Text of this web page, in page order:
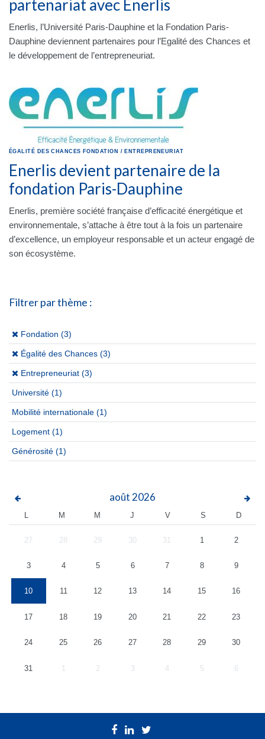
partenariat avec Enerlis
Enerlis, l’Université Paris-Dauphine et la Fondation Paris-
Dauphine deviennent partenaires pour l’Egalité des Chances et
le développement de l’entrepreneuriat.
ÉGALITÉ DES CHANCES FONDATION / ENTREPRENEURIAT
Enerlis devient partenaire de la
fondation Paris-Dauphine
Enerlis, première société française d’efficacité énergétique et
environnementale, s’attache à être tout à la fois un partenaire
d’excellence, un employeur responsable et un acteur engagé de
son écosystème.
Filtrer par thème :
(x)
Fondation (3)
(x)
Égalité des Chances (3)
(x)
Entrepreneuriat (3)
Université (1)
Mobilité internationale (1)
Logement (1)
Générosité (1)
août 2026
L M M J V S D
27 28 29 30 31 1 2
3 4 5 6 7 8 9
10 11 12 13 14 15 16
17 18 19 20 21 22 23
24 25 26 27 28 29 30
31 1 2 3 4 5 6